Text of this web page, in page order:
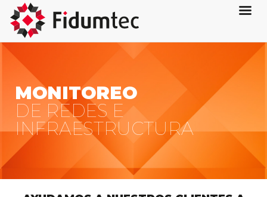
MONITOREO
DE REDES E
INFRAESTRUCTURA